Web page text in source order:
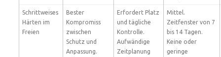
Schrittweises
Härten im
Freien
Bester
Kompromiss
zwischen
Schutz und
Anpassung.
Erfordert Platz
und tägliche
Kontrolle.
Aufwändige
Zeitplanung
Mittel.
Zeitfenster von 7
bis 14 Tagen.
Keine oder
geringe